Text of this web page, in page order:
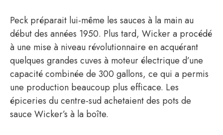
Peck préparait lui-même les sauces à la main au
début des années 1950. Plus tard, Wicker a procédé
à une mise à niveau révolutionnaire en acquérant
quelques grandes cuves à moteur électrique d’une
capacité combinée de 300 gallons, ce qui a permis
une production beaucoup plus efficace. Les
épiceries du centre-sud achetaient des pots de
sauce Wicker’s à la boîte.